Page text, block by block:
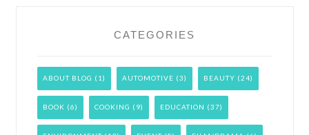
CATEGORIES
ABOUT BLOG (1) AUTOMOTIVE (3) BEAUTY (24)
BOOK (6) COOKING (9) EDUCATION (37)